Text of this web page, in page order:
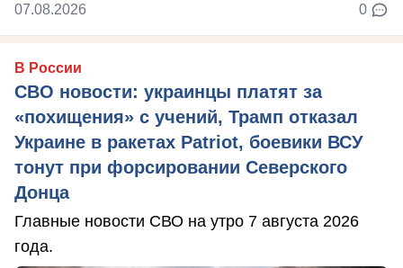
07.08.2026 0
В России
СВО новости: украинцы платят за
«похищения» с учений, Трамп отказал
Украине в ракетах Patriot, боевики ВСУ
тонут при форсировании Северского
Донца
Главные новости СВО на утро 7 августа 2026
года.